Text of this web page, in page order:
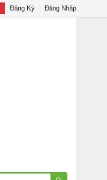
Đăng Ký Đăng Nhập